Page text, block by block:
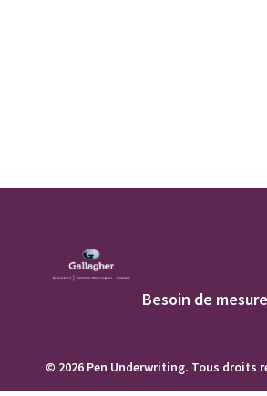
Besoin de
© 2026 Pen Underwriting. Tous droits